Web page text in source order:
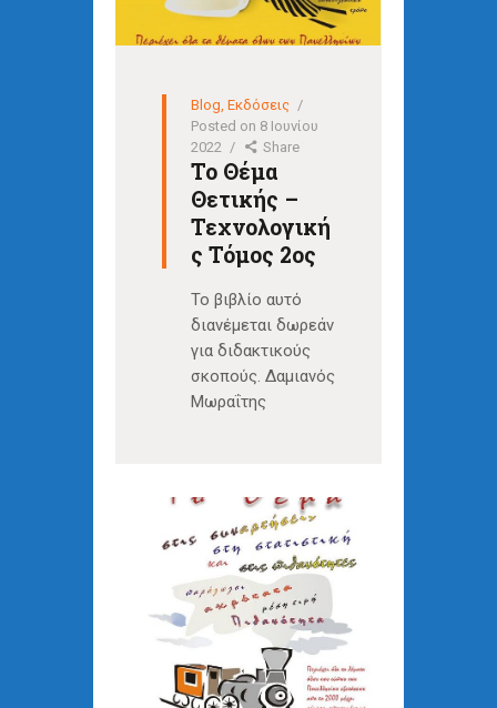
Blog,Εκδόσεις
Posted on 8 Ιουνίου
2022
Share
Το Θέμα
Θετικής –
Τεχνολογική
ς Τόμος 2ος
Το βιβλίο αυτό
διανέμεται δωρεάν
για διδακτικούς
σκοπούς. Δαμιανός
Μωραΐτης